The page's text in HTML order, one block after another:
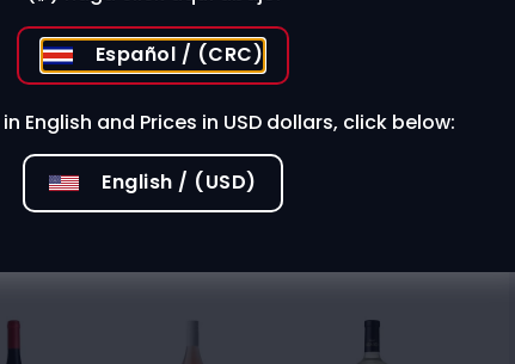
Español / (CRC)
English and Prices in USD dollars, click below:
English / (USD)